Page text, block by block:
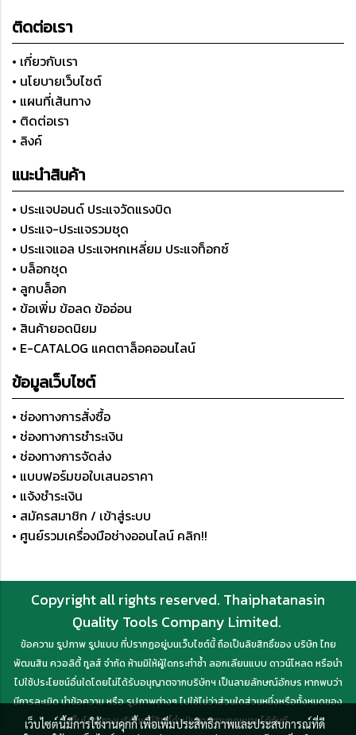
ติดต่อเรา
• เกี่ยวกับเรา
• นโยบายเว็บไซต์
• แผนที่เส้นทาง
• ติดต่อเรา
• ลิงค์
แนะนำสินค้า
• ประแจปอนด์ ประแจวัดแรงบิด
• ประแจ-ประแจรวมชุด
• ประแจแอล ประแจหกเหลี่ยม ประแจท็อกซ์
• บล็อกชุด
• ลูกบล็อก
• ข้อเพิ่ม ข้อลด ข้ออ่อน
• สินค้ายอดนิยม
• E-CATALOG แคตตาล็อคออนไลน์
ข้อมูลเว็บไซต์
• ช่องทางการสั่งซื้อ
• ช่องทางการชำระเงิน
• ช่องทางการจัดส่ง
• แบบฟอร์มขอใบเสนอราคา
• แจ้งชำระเงิน
• สมัครสมาชิก / เข้าสู่ระบบ
• ศูนย์รวมเครื่องมือช่างออนไลน์ คลิก!!
Copyright all rights reserved. Thaiphatanasin
Quality Tools Company Limited.
ข้อความ รูปภาพ รูปแบบ ที่ปรากฏอยู่บนเว็บไซต์นี้ ถือเป็นลิขสิทธิ์ของ บริษัท ไทย
พัฒนสิน ควอลิตี้ ทูลส์ จำกัด ห้ามมิให้ผู้ใดกระทำซ้ำ ลอกเลียนแบบ ดาวน์โหลด หรือนำ
ไปใช้ประโยชน์อื่นใดโดยไม่ได้รับอนุญาตจากบริษัทฯ เป็นลายลักษณ์อักษร หากพบว่า
มีการละเมิด นำข้อความ หรือ รูปภาพต่างๆ ไปใช้ไม่ว่าส่วนใดส่วนหนึ่งหรือทั้งหมดของ
เว็บไซต์ ทางบริษัทฯ มีสิทธิ์ดำเนินการตามกฎหมายได้ทันที
เว็บไซต์นี้มีการใช้งานคุกกี้ เพื่อเพิ่มประสิทธิภาพและประสบการณ์ที่ดี